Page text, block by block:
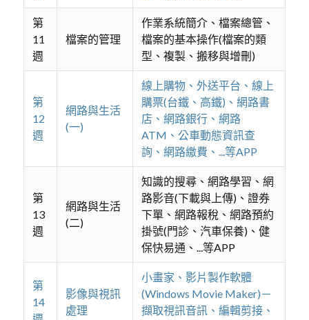
第
11
週
檔案的管理
作業系統簡介、檔案總管、
檔案的基本操作(檔案的類
型、複製、搬移與增刪)
第
12
週
網路與生活
(一)
線上購物、外送平台、線上
購票(台鐵、高鐵)、網路書
店、網路銀行、網路
ATM、公車動態資訊查
詢、網路繳費、...等APP
第
13
週
網路與生活
(二)
知識的搜尋、網路學習、網
路影音(下載與上傳)、證券
下單、網路報稅、網路預約
掛號(門診、汽車保養)、健
保快易通、...等APP
第
14
影像與視訊
處理
小畫家、影片製作軟體
(Windows Movie Maker)－
擷取視訊音訊、編輯剪接、